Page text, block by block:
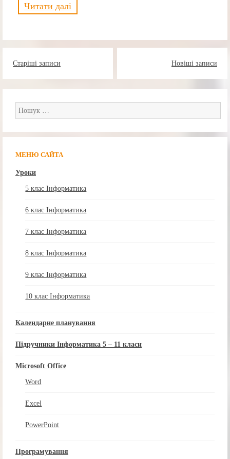
Читати далі
записами
Старіші записи Новіші записи
Пошук:
МЕНЮ САЙТА
Уроки
5 клас Інформатика
6 клас Інформатика
7 клас Інформатика
8 клас Інформатика
9 клас Інформатика
10 клас Інформатика
Календарне планування
Підручники Інформатика 5 – 11 класи
Microsoft Office
Word
Excel
PowerPoint
Програмування